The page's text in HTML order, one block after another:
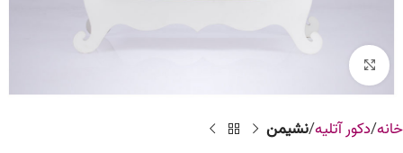
برای بزرگنمایی کلیک کنید
خانه دکور آتلیه نشیمن